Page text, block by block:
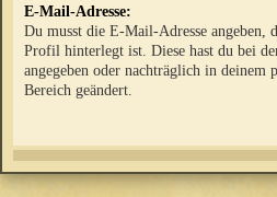
E-Mail-Adresse:
Du musst die E-Mail-Adresse angeben,
Profil hinterlegt ist. Diese hast du bei
angegeben oder nachträglich in deinem
Bereich geändert.